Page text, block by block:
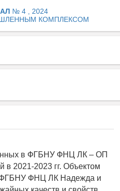
№ 4 , 2024
КОМПЛЕКСОМ
в ФГБНУ ФНЦ ЛК – ОП
в 2021-2023 гг. Объектом
ФГБНУ ФНЦ ЛК Надежда и